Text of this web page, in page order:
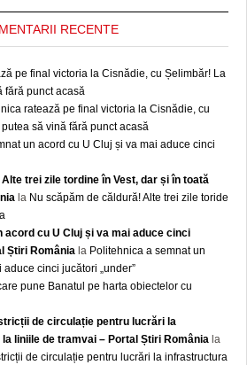
RECENTE
pe final victoria la Cisnădie, cu Șelimbăr! La
fără punct acasă
ratează pe final victoria la Cisnădie, cu
să vină fără punct acasă
un acord cu U Cluj și va mai aduce cinci
trei zile tordine în Vest, dar și în toată
la Nu scăpăm de căldură! Alte trei zile toride
acord cu U Cluj și va mai aduce cinci
Știri România la Politehnica a semnat un
cinci jucători „under”
pune Banatul pe harta obiectelor cu
de circulație pentru lucrări la
liniile de tramvai – Portal Știri România la
de circulație pentru lucrări la infrastructura